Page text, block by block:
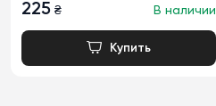
225 ₴ В наличии